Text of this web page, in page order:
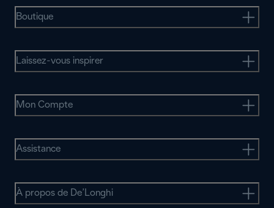
Boutique
Laissez-vous inspirer
Mon Compte
Assistance
À propos de De’Longhi